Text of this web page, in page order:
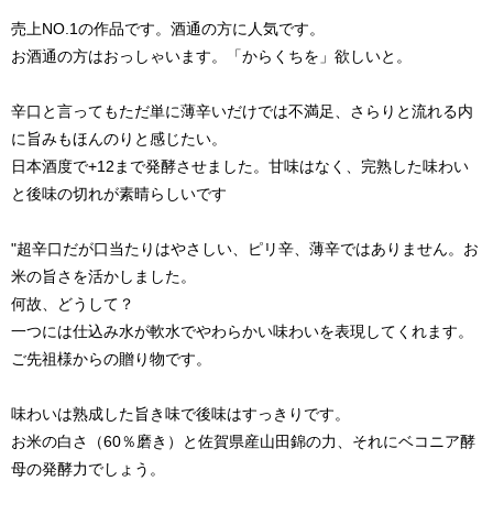
売上NO.1の作品です。酒通の方に人気です。
お酒通の方はおっしゃいます。「からくちを」欲しいと。
辛口と言ってもただ単に薄辛いだけでは不満足、さらりと流れる内
に旨みもほんのりと感じたい。
日本酒度で+12まで発酵させました。甘味はなく、完熟した味わい
と後味の切れが素晴らしいです
"超辛口だが口当たりはやさしい、ピリ辛、薄辛ではありません。お
米の旨さを活かしました。
何故、どうして？
一つには仕込み水が軟水でやわらかい味わいを表現してくれます。
ご先祖様からの贈り物です。
味わいは熟成した旨き味で後味はすっきりです。
お米の白さ（60％磨き）と佐賀県産山田錦の力、それにベコニア酵
母の発酵力でしょう。